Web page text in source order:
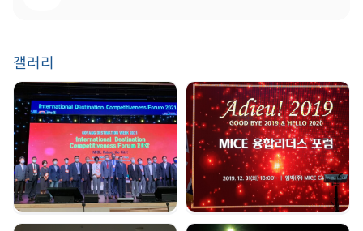
갤러리
GDW 2021 | 2021.
08. 25
송년회 | 2019. 12. 31